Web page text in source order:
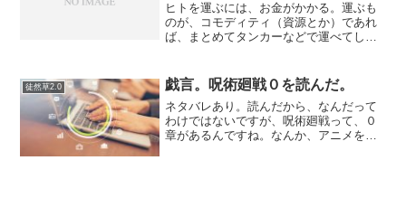
ヒトを運ぶには、お金がかかる。運ぶも
のが、コモディティ（資源とか）であれ
ば、まとめてタンカーなどで運べてしま
に加工することができる。コモディティ
の運搬コストは相対的にヒ...
徒然草2.0 戯言。呪術廻戦０を読んだ。
ネタバレあり。読んだから、なんだって
わけではないですが、呪術廻戦って、０
章があるんですね。なんか、アニメを見